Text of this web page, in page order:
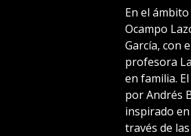
En el
Ocampo
García, con
profesora
en familia.
por Andrés
inspirado
través de